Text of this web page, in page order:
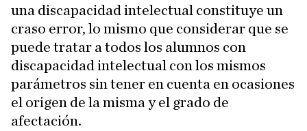
una discapacidad intelectual constituye un
craso error, lo mismo que considerar que se
puede tratar a todos los alumnos con
discapacidad intelectual con los mismos
parámetros sin tener en cuenta en ocasiones
el origen de la misma y el grado de
afectación.